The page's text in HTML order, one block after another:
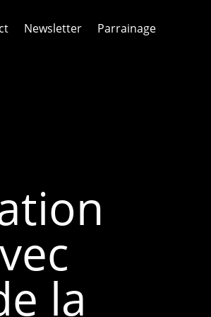
Newsletter Parrainage
la